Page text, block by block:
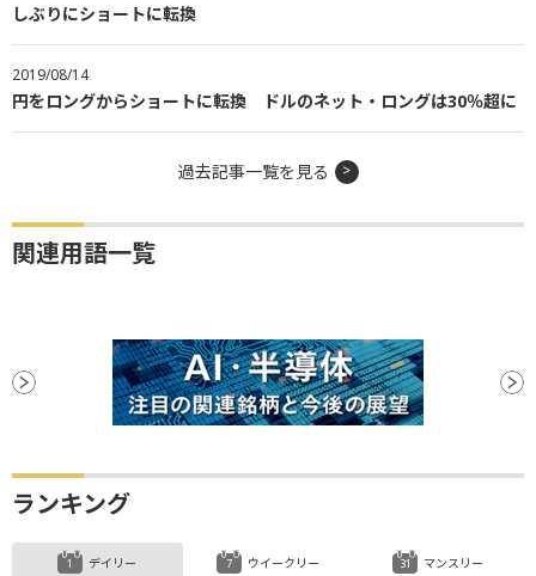
しぶりにショートに転換
2019/08/14
円をロングからショートに転換 ドルのネット・ロングは30％超に
過去記事一覧を見る
関連用語一覧
ランキング
デイリー ウイークリー マンスリー